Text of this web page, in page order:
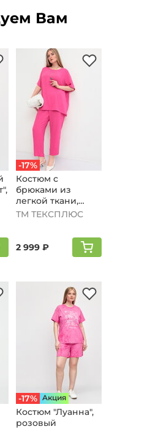
Вам
-17%
Костюм с
брюками из
легкой ткани,
фуксия
ТМ ТЕКСПЛЮС
2 999 ₽
-17% Aкция
Костюм "Луанна",
розовый